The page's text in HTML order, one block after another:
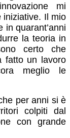
mi
iniziative. Il mio
in quarant’anni
la teoria in
certo che
fatto un lavoro
meglio le
per anni si è
colpiti dal
con grande